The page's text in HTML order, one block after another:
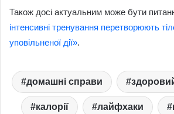
Також досі актуальним може бути
інтенсивні тренування перетворюють
уповільненої дії».
домашні справи
калорії лайфхаки